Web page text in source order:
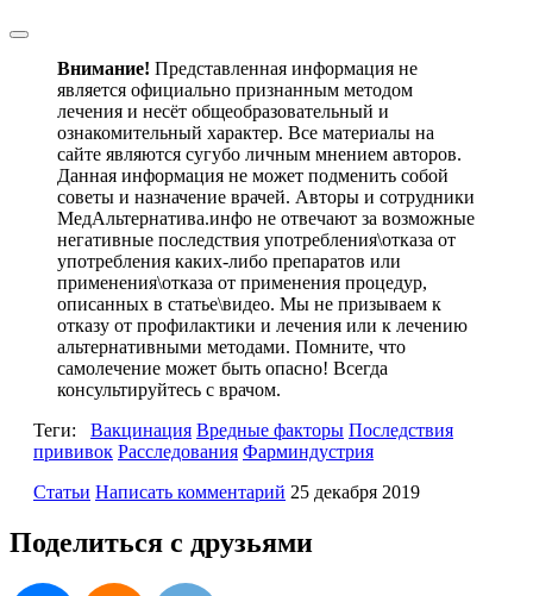
Внимание! Представленная информация не
является официально признанным методом
лечения и несёт общеобразовательный и
ознакомительный характер. Все материалы на
сайте являются сугубо личным мнением авторов.
Данная информация не может подменить собой
советы и назначение врачей. Авторы и сотрудники
МедАльтернатива.инфо не отвечают за возможные
негативные последствия употребления\отказа от
употребления каких-либо препаратов или
применения\отказа от применения процедур,
описанных в статье\видео. Мы не призываем к
отказу от профилактики и лечения или к лечению
альтернативными методами. Помните, что
самолечение может быть опасно! Всегда
консультируйтесь с врачом.
Теги: Вакцинация Вредные факторы Последствия
прививок Расследования Фарминдустрия
Статьи Написать комментарий 25 декабря 2019
Поделиться с друзьями